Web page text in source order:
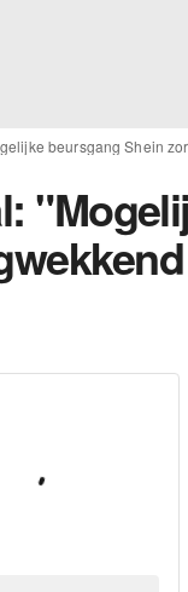
beursgang Shein